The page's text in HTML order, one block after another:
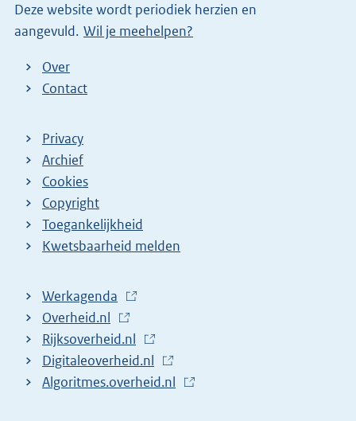
n
k
Deze website wordt periodiek herzien en
aangevuld. Wil je meehelpen?
Over
Contact
Privacy
Archief
Cookies
Copyright
Toegankelijkheid
Kwetsbaarheid melden
Werkagenda
E
x
t
e
Overheid.nl
E
x
t
Rijksoverheid.nl
E
x
Digitaleoverheid.nl
E
Algoritmes.overheid.nl